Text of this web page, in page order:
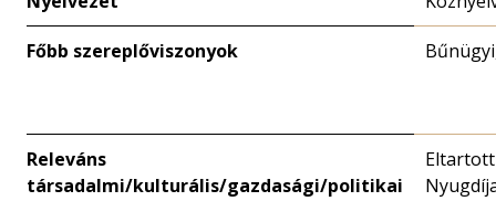
Főbb szereplőviszonyok
Releváns
társadalmi/kulturális/gazdasági/politikai
Eltartott